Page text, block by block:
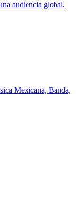
audiencia global.
Mexicana, Banda,